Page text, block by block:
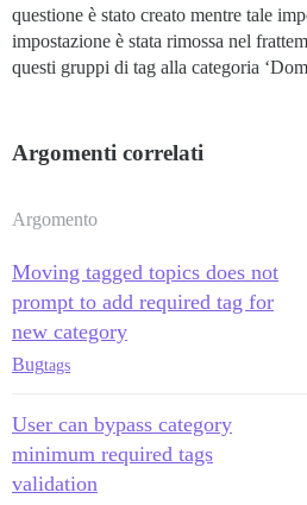
questione è stato creato mentre tale
impostazione è stata rimossa nel
questi gruppi di tag alla categoria
Argomenti correlati
Argomento
Moving tagged topics does not
prompt to add required tag for
new category
Bugtags
User can bypass category
minimum required tags
validation